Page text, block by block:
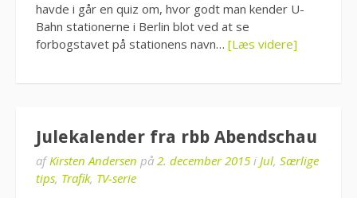
havde i går en quiz om, hvor godt man kender U-
Bahn stationerne i Berlin blot ved at se
forbogstavet på stationens navn… [Læs videre]
Julekalender fra rbb Abendschau
afKirsten Andersen på 2. december 2015 i Jul, Særlige
tips, Trafik, TV-serie